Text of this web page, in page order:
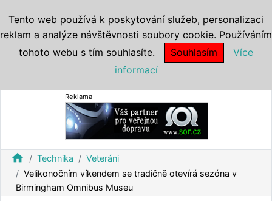
Reklama
home Technika
Veteráni
Velikonočním víkendem se tradičně otevírá sezóna v
Birmingham Omnibus Museu
Tento web používá k poskytování služeb, personalizaci
reklam a analýze návštěvnosti soubory cookie. Používáním
tohoto webu s tím souhlasíte.
Souhlasím
Více
informací